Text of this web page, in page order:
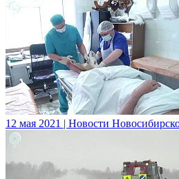
12 мая 2021 | Новости